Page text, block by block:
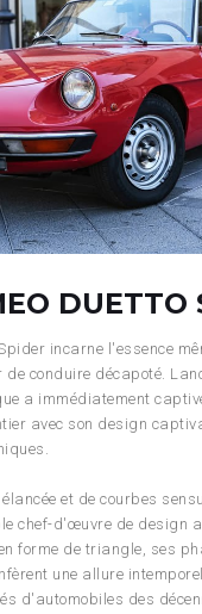
DUETTO
incarne l'essence
conduire décapoté.
a immédiatement
avec son design
et de courbes
chef-d'œuvre de design
forme de triangle, ses
une allure
d'automobiles des